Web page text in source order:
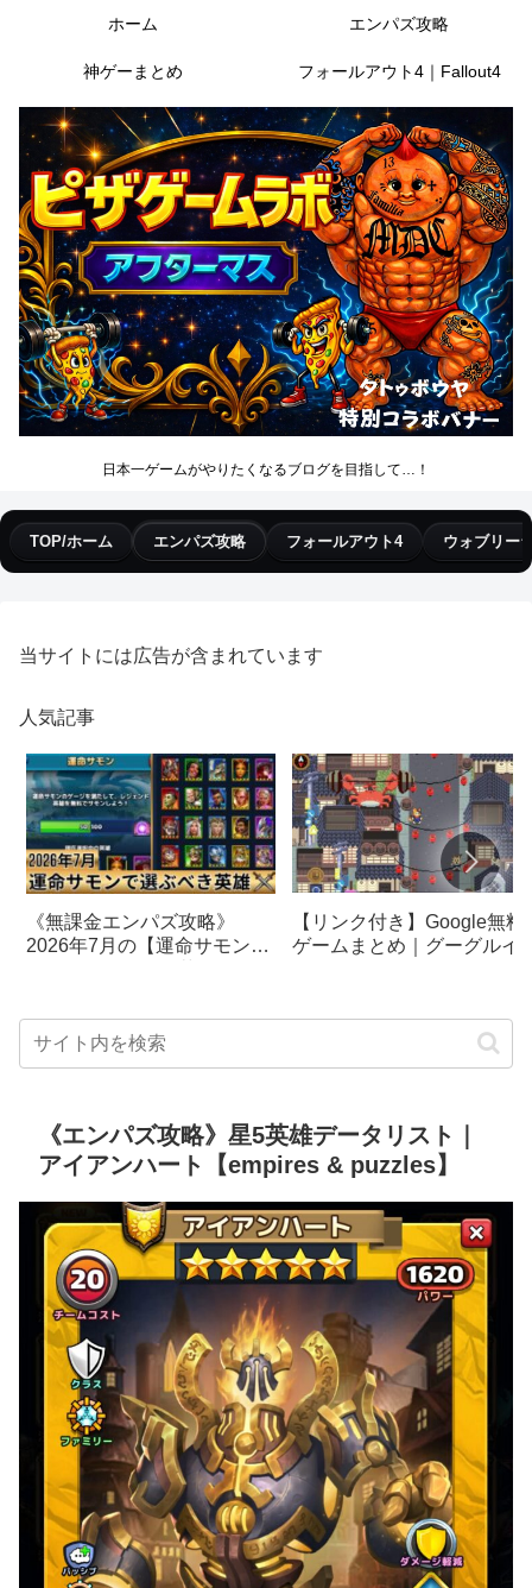
日本一ゲームがやりたくなるブログを目指して…！
ホーム エンパズ攻略
神ゲーまとめ フォールアウト4｜Fallout4
TOP/ホーム エンパズ攻略 フォールアウト4 ウォブリー
当サイトには広告が含まれています
人気記事
《無課金エンパズ攻略》
2026年7月の【運命サモン】
【リンク付き】Google無料
ゲームまとめ｜グーグルイ
クetc…
《エンパズ攻略》星5英雄データリスト｜
アイアンハート【empires & puzzles】